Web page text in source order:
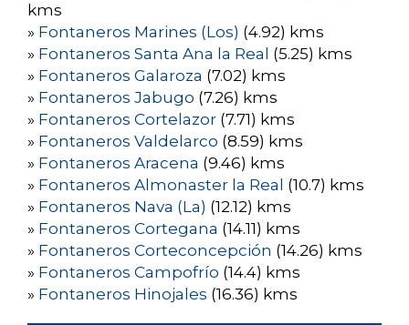
kms
» Fontaneros Marines (Los) (4.92) kms
» Fontaneros Santa Ana la Real (5.25) kms
» Fontaneros Galaroza (7.02) kms
» Fontaneros Jabugo (7.26) kms
» Fontaneros Cortelazor (7.71) kms
» Fontaneros Valdelarco (8.59) kms
» Fontaneros Aracena (9.46) kms
» Fontaneros Almonaster la Real (10.7) kms
» Fontaneros Nava (La) (12.12) kms
» Fontaneros Cortegana (14.11) kms
» Fontaneros Corteconcepción (14.26) kms
» Fontaneros Campofrío (14.4) kms
» Fontaneros Hinojales (16.36) kms